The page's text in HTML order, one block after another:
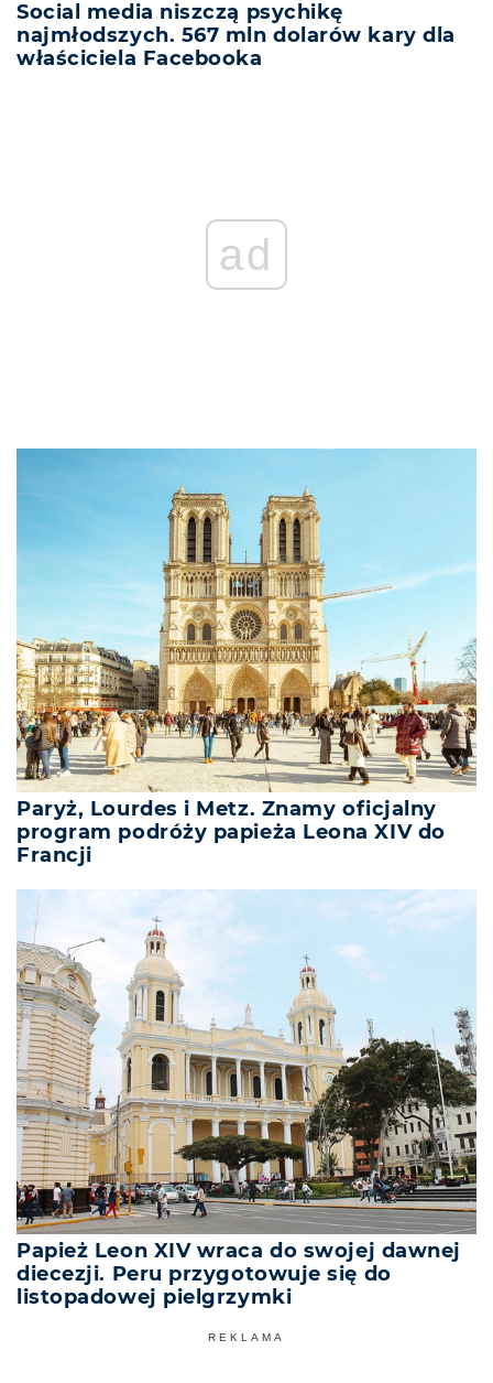
Social media niszczą psychikę
najmłodszych. 567 mln dolarów kary dla
właściciela Facebooka
ad
Paryż, Lourdes i Metz. Znamy oficjalny
program podróży papieża Leona XIV do
Francji
Papież Leon XIV wraca do swojej dawnej
diecezji. Peru przygotowuje się do
listopadowej pielgrzymki
REKLAMA